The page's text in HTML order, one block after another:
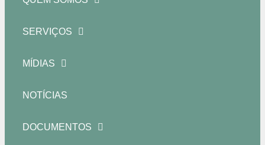
SERVIÇOS
MÍDIAS
NOTÍCIAS
DOCUMENTOS